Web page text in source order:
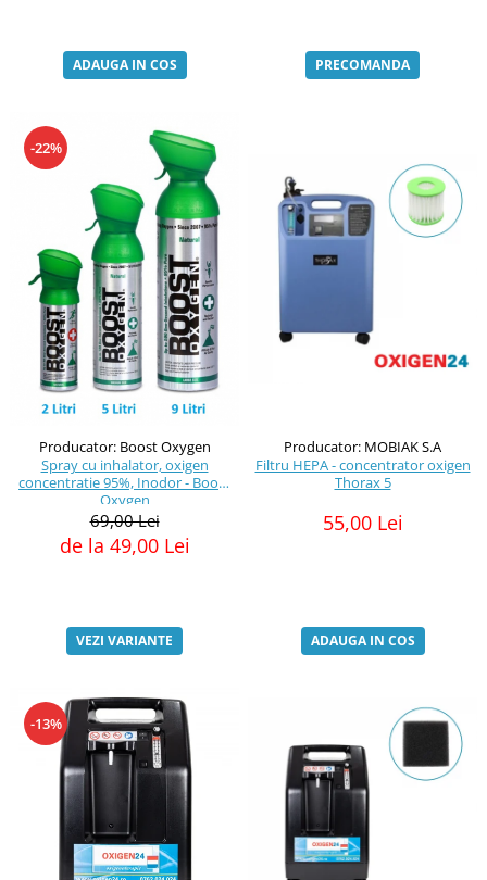
ADAUGA IN COS PRECOMANDA
-22%
Producator: Boost Oxygen
Spray cu inhalator, oxigen
concentratie 95%, Inodor - Boost
Oxygen
69,00 Lei
de la 49,00 Lei
VEZI VARIANTE
Producator: MOBIAK S.A
Filtru HEPA - concentrator oxigen
Thorax 5
55,00 Lei
ADAUGA IN COS
-13%